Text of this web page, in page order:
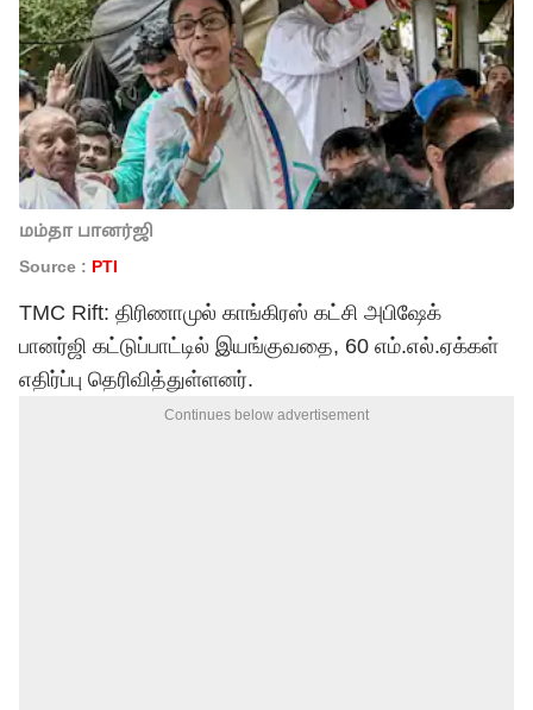
மம்தா பானர்ஜி
Source : PTI
TMC Rift: திரிணாமுல் காங்கிரஸ் கட்சி அபிஷேக்
பானர்ஜி கட்டுப்பாட்டில் இயங்குவதை, 60 எம்.எல்.ஏக்கள்
எதிர்ப்பு தெரிவித்துள்ளனர்.
Continues below advertisement